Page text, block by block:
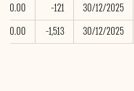
30/12/2025
-121
0.00
30/12/2025
-1,513
0.00